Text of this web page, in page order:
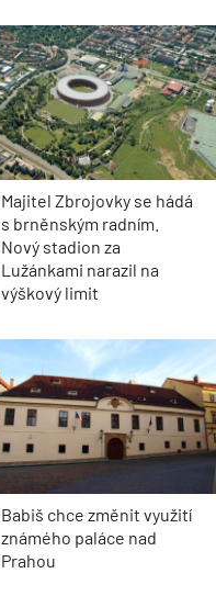
Majitel Zbrojovky se hádá
s brněnským radním.
Nový stadion za
Lužánkami narazil na
výškový limit
Babiš chce změnit využití
známého paláce nad
Prahou